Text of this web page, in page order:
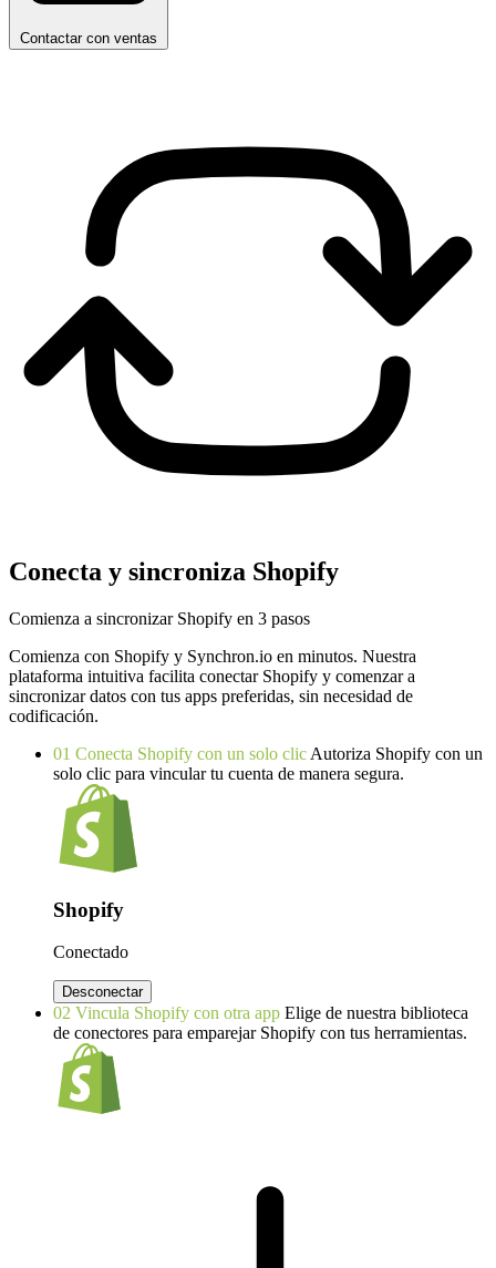
Contactar con ventas
Conecta y sincroniza Shopify
Comienza a sincronizar Shopify en 3 pasos
Comienza con Shopify y Synchron.io en minutos. Nuestra
plataforma intuitiva facilita conectar Shopify y comenzar a
sincronizar datos con tus apps preferidas, sin necesidad de
codificación.
01 Conecta Shopify con un solo clic Autoriza Shopify con un
solo clic para vincular tu cuenta de manera segura.
Shopify
Conectado
Desconectar
02 Vincula Shopify con otra app Elige de nuestra biblioteca
de conectores para emparejar Shopify con tus herramientas.